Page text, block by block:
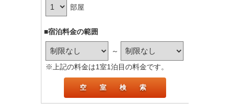
部屋
■宿泊料金の範囲
～
※上記の料金は1室1泊目の料金です。